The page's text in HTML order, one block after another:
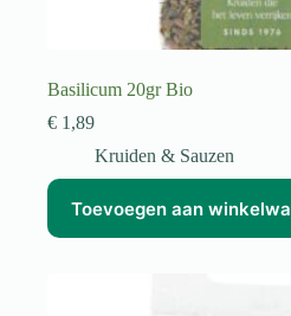
Basilicum 20gr Bio
€ 1,89
Kruiden & Sauzen
Toevoegen aan